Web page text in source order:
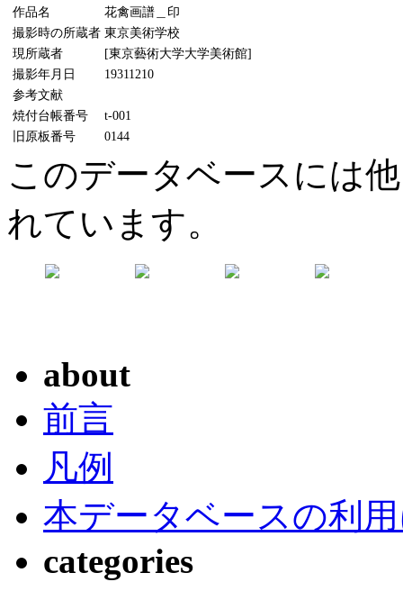
作品名
花禽画譜＿印
撮影時の所蔵者 東京美術学校
現所蔵者
[東京藝術大学大学美術館]
撮影年月日
19311210
参考文献
焼付台帳番号
t-001
旧原板番号
0144
このデータベースには
れています。
about
前言
凡例
本データベースの利
categories